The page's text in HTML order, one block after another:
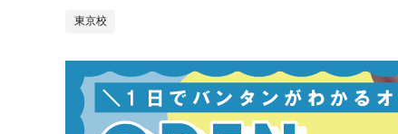
東京校